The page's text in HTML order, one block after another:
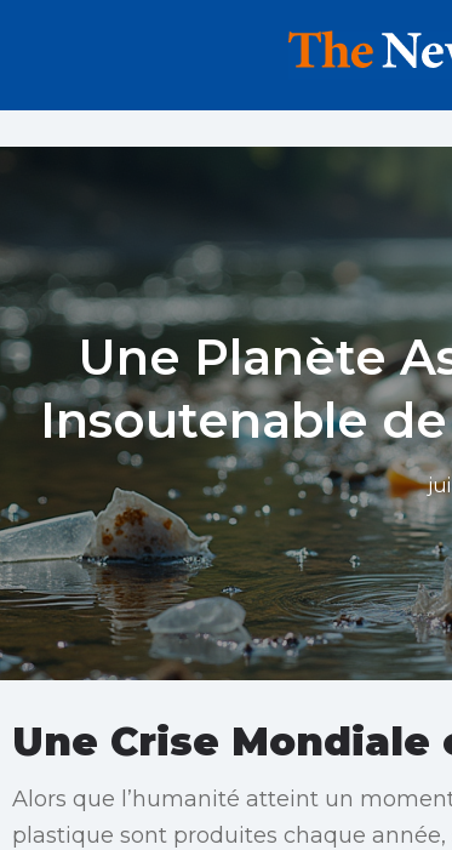
Une Planète
Insoutenable
Une Crise
Alors que l’humanité atteint un
plastique sont produites chaque année,